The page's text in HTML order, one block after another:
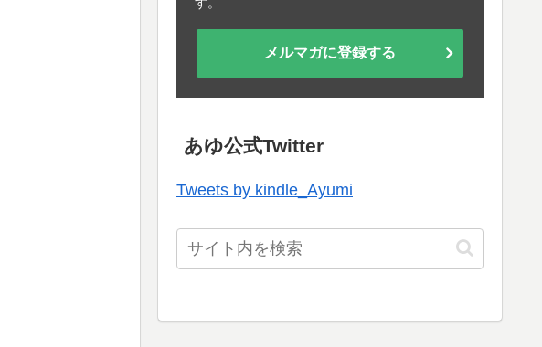
メルマガに登録する
あゆ公式Twitter
Tweets by kindle_Ayumi